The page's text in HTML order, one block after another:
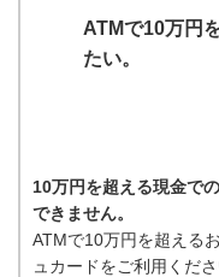
ATMで10万円
たい。
10万円を超える現金で
できません。
ATMで10万円を超える
ュカードをご利用くださ